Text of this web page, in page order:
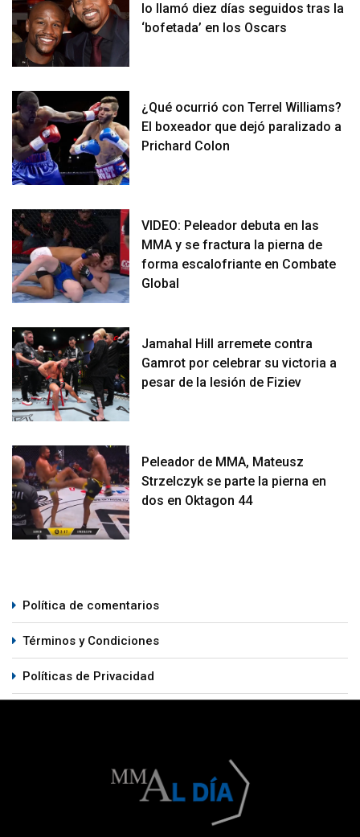
lo llamó diez días seguidos tras la
‘bofetada’ en los Oscars
¿Qué ocurrió con Terrel Williams?
El boxeador que dejó paralizado a
Prichard Colon
VIDEO: Peleador debuta en las
MMA y se fractura la pierna de
forma escalofriante en Combate
Global
Jamahal Hill arremete contra
Gamrot por celebrar su victoria a
pesar de la lesión de Fiziev
Peleador de MMA, Mateusz
Strzelczyk se parte la pierna en
dos en Oktagon 44
Política de comentarios
Términos y Condiciones
Políticas de Privacidad